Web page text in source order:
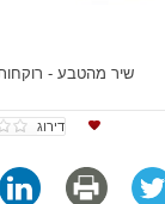
שיר מהטבע -
דירוג